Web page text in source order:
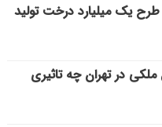
طرح یک میلیارد درخت تولید
در تهران چه تاثیری